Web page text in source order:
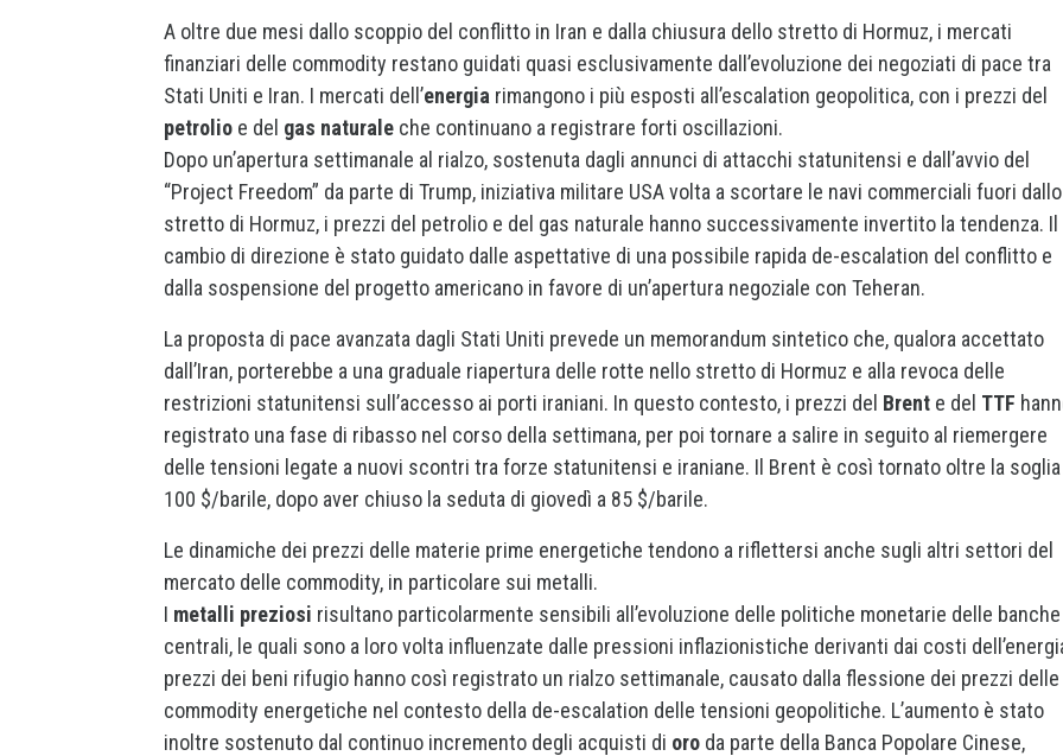
A oltre due mesi dallo scoppio del conflitto in Iran e dalla chiusura dello stretto di Hormuz, i mercati
finanziari delle commodity restano guidati quasi esclusivamente dall’evoluzione dei negoziati di pace tra
Stati Uniti e Iran. I mercati dell’energia rimangono i più esposti all’escalation geopolitica, con i prezzi del
petrolio e del gas naturale che continuano a registrare forti oscillazioni.
Dopo un’apertura settimanale al rialzo, sostenuta dagli annunci di attacchi statunitensi e dall’avvio del
“Project Freedom” da parte di Trump, iniziativa militare USA volta a scortare le navi commerciali fuori dallo
stretto di Hormuz, i prezzi del petrolio e del gas naturale hanno successivamente invertito la tendenza. Il
cambio di direzione è stato guidato dalle aspettative di una possibile rapida de-escalation del conflitto e
dalla sospensione del progetto americano in favore di un’apertura negoziale con Teheran.
La proposta di pace avanzata dagli Stati Uniti prevede un memorandum sintetico che, qualora accettato
dall’Iran, porterebbe a una graduale riapertura delle rotte nello stretto di Hormuz e alla revoca delle
restrizioni statunitensi sull’accesso ai porti iraniani. In questo contesto, i prezzi del Brent e del TTF
registrato una fase di ribasso nel corso della settimana, per poi tornare a salire in seguito al riemergere
delle tensioni legate a nuovi scontri tra forze statunitensi e iraniane. Il Brent è così tornato oltre la
100 $/barile, dopo aver chiuso la seduta di giovedì a 85 $/barile.
Le dinamiche dei prezzi delle materie prime energetiche tendono a riflettersi anche sugli altri settori del
mercato delle commodity, in particolare sui metalli.
I metalli preziosi risultano particolarmente sensibili all’evoluzione delle politiche monetarie delle banche
centrali, le quali sono a loro volta influenzate dalle pressioni inflazionistiche derivanti dai costi
prezzi dei beni rifugio hanno così registrato un rialzo settimanale, causato dalla flessione dei prezzi delle
commodity energetiche nel contesto della de-escalation delle tensioni geopolitiche. L’aumento è stato
inoltre sostenuto dal continuo incremento degli acquisti di oro da parte della Banca Popolare Cinese,